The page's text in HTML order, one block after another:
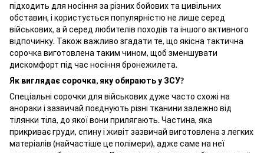
підходить для носіння за різних бойових та цивільних
обставин, і користується популярністю не лише серед
військових, а й серед любителів походів та іншого активного
відпочинку. Також важливо згадати те, що якісна тактична
сорочка виготовлена таким чином, щоб зменшувати
дискомфорт під час носіння бронежилета.
Як виглядає сорочка, яку обирають у ЗСУ?
Спеціальні сорочки для військових дуже часто схожі на
анораки і зазвичай поєднують різні тканини залежно від
тілянки тіла, до якої вони прилягають. Частина, яка
прикриває груди, спину і живіт зазвичай виготовлена з легких
матеріалів (найчастіше це полімери), адже саме на неї